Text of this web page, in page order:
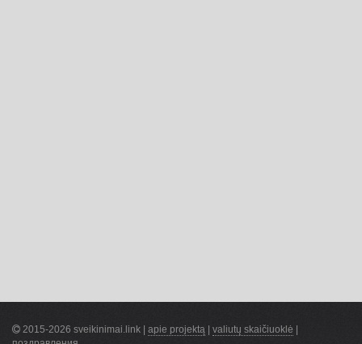
2015-2026 sveikinimai.link | apie projektą valiutų skaičiuoklė